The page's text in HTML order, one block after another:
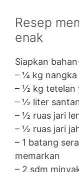
Resep
enak
Siapkan
– ¼ kg
– ½ kg tetelan
– ½ liter
– ½ ruas jari
– ½ ruas jari
– 1 batang
memarkan
– 2 sdm